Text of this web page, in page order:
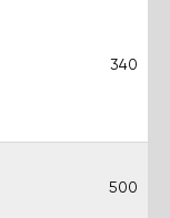
340
500